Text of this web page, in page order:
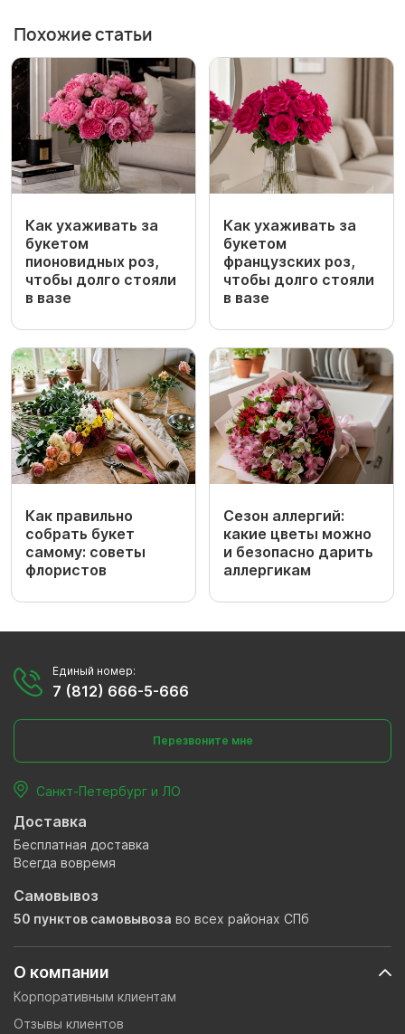
Похожие статьи
Как ухаживать за
букетом
пионовидных роз,
чтобы долго стояли
в вазе
Как ухаживать за
букетом
французских роз,
чтобы долго стояли
в вазе
Как правильно
собрать букет
самому: советы
флористов
Сезон аллергий:
какие цветы можно
и безопасно дарить
аллергикам
О компании
Корпоративным клиентам
Отзывы клиентов
Единый номер:
7 (812) 666-5-666
Перезвоните мне
Санкт-Петербург и ЛО
Доставка
Бесплатная доставка
Всегда вовремя
Самовывоз
50 пунктов самовывоза во всех районах СПб